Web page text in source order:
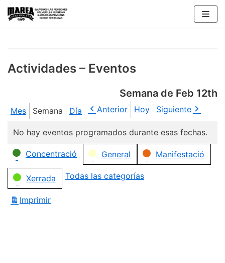
Saltar
Actividades – Eventos
Semana de Feb 12th
Mes Semana Día Anterior Hoy Siguiente
No hay eventos programados durante esas fechas.
Categorías
Concentració General Manifestació
Xerrada Todas las categorías
Imprimir